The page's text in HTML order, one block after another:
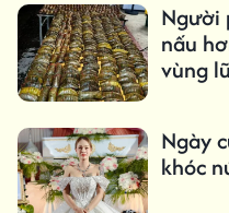
Người
nấu
vùng
Ngày
khóc